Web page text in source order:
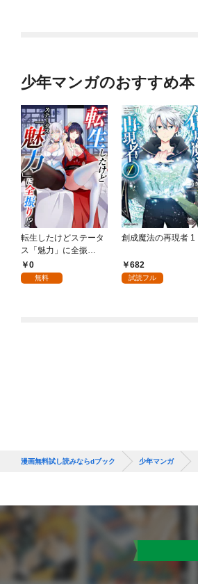
少年マンガのおすすめ本
転生したけどステータ
ス「魅力」に全振
り！？(1)
0
無料
創成魔法の再現者 1
682
試読フル
漫画無料試し読みならdブック 少年マンガ